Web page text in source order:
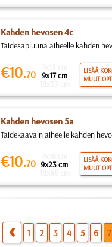
Kahden hevosen 4c
Taidesapluuna aiheelle kahden
€10.70 9x17 cm
LISÄÄ
MUUT
Kahden hevosen 5a
Taidekaavain aiheelle kahden
€10.70 9x23 cm
LISÄÄ
MUUT
1 2 3 4 5 6 7